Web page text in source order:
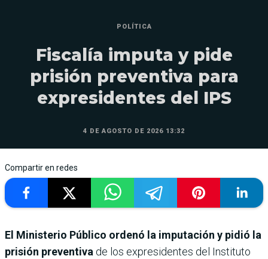
POLÍTICA
Fiscalía imputa y pide
prisión preventiva para
expresidentes del IPS
4 DE AGOSTO DE 2026 13:32
Compartir en redes
El Ministerio Público ordenó la imputación y pidió la
prisión preventiva de los expresidentes del Instituto